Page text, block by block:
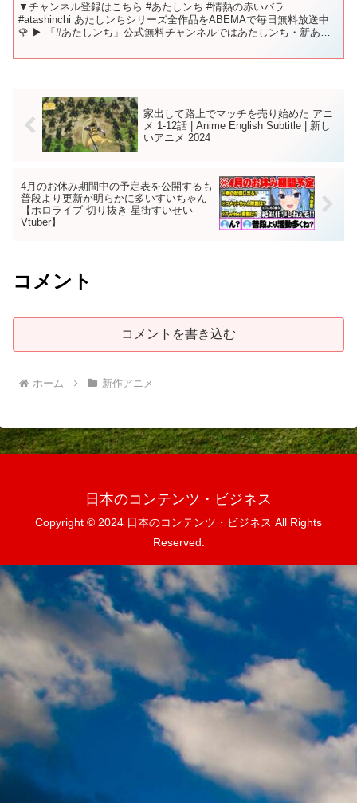
▼チャンネル登録はこちら #あたしンち #情熱の赤いバラ
#atashinchi あたしンちシリーズ全作品をABEMAで毎日無料放送中
🌹 ▶︎ 「#あたしンち」公式無料チャンネルではあたしンち・新あた
家出して路上でマッチを売り始めた アニ
メ 1-12話 | Anime English Subtitle | 新し
いアニメ 2024
4月のお休み期間中の予定表を公開するも
普段より更新が明らかに多いすいちゃん
【ホロライブ 切り抜き 星街すいせい
Vtuber】
コメント
コメントを書き込む
ホーム 新作アニメ
日本のコンテンツ・ビジネス
Copyright © 2024 日本のコンテンツ・ビジネス All Rights
Reserved.